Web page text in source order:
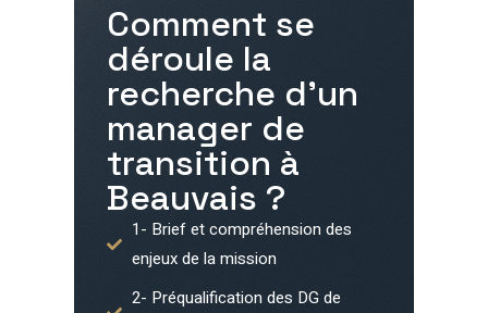
Comment se
déroule la
recherche d'un
manager de
transition à
Beauvais ?
1- Brief et compréhension des
enjeux de la mission
2- Préqualification des DG de